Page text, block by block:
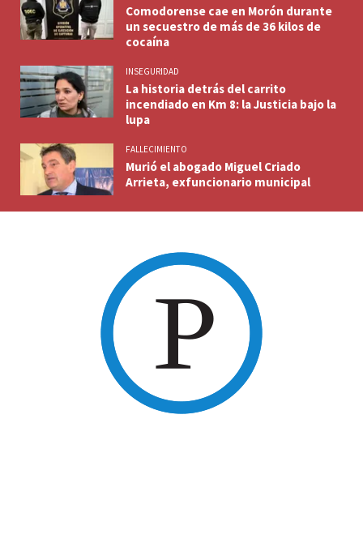
Comodorense cae en Morón durante
un secuestro de más de 36 kilos de
cocaína
INSEGURIDAD
La historia detrás del carrito
incendiado en Km 8: la Justicia bajo la
lupa
FALLECIMIENTO
Murió el abogado Miguel Criado
Arrieta, exfuncionario municipal